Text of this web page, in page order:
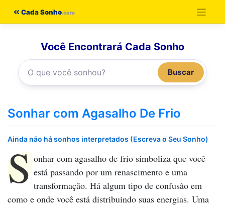
Cada Sonho
Você Encontrará Cada Sonho
Buscar
Sonhar com Agasalho De Frio
Ainda não há sonhos interpretados (Escreva o Seu Sonho)
S onhar com agasalho de frio simboliza que você
está passando por um renascimento e uma
transformação. Há algum tipo de confusão em
como e onde você está distribuindo suas energias. Uma